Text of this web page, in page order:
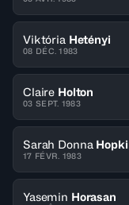
Viktória Hetényi
08 DÉC. 1983
Claire Holton
03 SEPT. 1983
Sarah Donna
17 FÉVR. 1983
Yasemin Horasan